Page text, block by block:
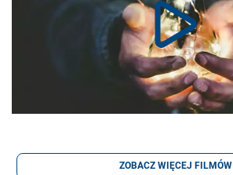
ZOBACZ WIĘCEJ FILMÓW